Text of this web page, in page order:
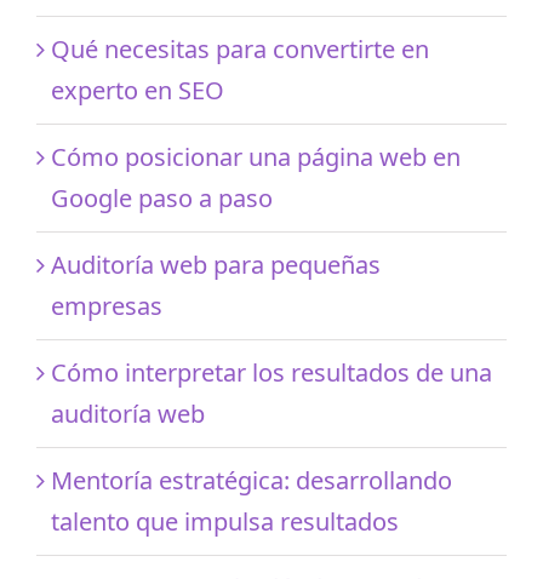
Qué necesitas para convertirte en
experto en SEO
Cómo posicionar una página web en
Google paso a paso
Auditoría web para pequeñas
empresas
Cómo interpretar los resultados de una
auditoría web
Mentoría estratégica: desarrollando
talento que impulsa resultados